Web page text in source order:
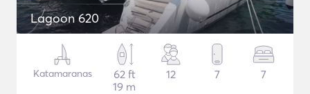
Lagoon 620
Katamaranas
62 ft
19 m
12 7 7